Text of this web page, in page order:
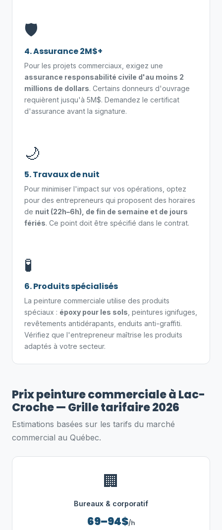
🛡️
4. Assurance 2M$+
Pour les projets commerciaux, exigez une
assurance responsabilité civile d'au moins 2
millions de dollars. Certains donneurs d'ouvrage
requièrent jusqu'à 5M$. Demandez le certificat
d'assurance avant la signature.
🌙
5. Travaux de nuit
Pour minimiser l'impact sur vos opérations, optez
pour des entrepreneurs qui proposent des horaires
de nuit (22h–6h), de fin de semaine et de jours
fériés. Ce point doit être spécifié dans le contrat.
🧪
6. Produits spécialisés
La peinture commerciale utilise des produits
spéciaux : époxy pour les sols , peintures ignifuges,
revêtements antidérapants, enduits anti-graffiti.
Vérifiez que l'entrepreneur maîtrise les produits
adaptés à votre secteur.
Prix peinture commerciale à Lac-
Croche — Grille tarifaire 2026
Estimations basées sur les tarifs du marché
commercial au Québec.
🏢
Bureaux & corporatif
69–94$/h